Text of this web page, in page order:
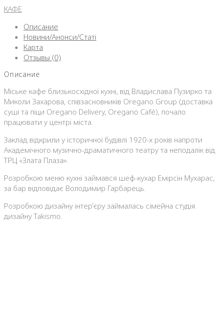
КАФЕ
Описание
Новини/Анонси/Статі
Карта
Отзывы (0)
Описание
Міське кафе близькосхідної кухні, від Владислава Пузирко та
Миколи Захарова, співзасновників Oregano Group (доставка
суші та піци Oregano Delivery, Oregano Café), почало
працювати у центрі міста.
Заклад відкрили у історичної будівлі 1920-х років напроти
Академічного музично-драматичного театру та неподалік від
ТРЦ «Злата Плаза».
Розробкою меню кухні займався шеф-кухар Емірсін Мухарас,
за бар відповідає Володимир Гарбарець.
Розробкою дизайну інтер’єру займалась сімейна студія
дизайну Takismo.